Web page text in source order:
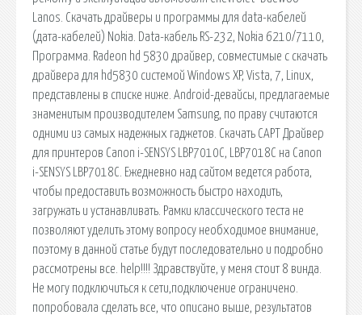
Lanos. Скачать драйверы и программы для data-кабелей
(дата-кабелей) Nokia. Data-кабель RS-232, Nokia 6210/7110,
Программа. Radeon hd 5830 драйвер, совместимые с скачать
драйвера для hd5830 системой Windows XP, Vista, 7, Linux,
представлены в списке ниже. Android-девайсы, предлагаемые
знаменитым производителем Samsung, по праву считаются
одними из самых надежных гаджетов. Скачать CAPT Драйвер
для принтеров Canon i-SENSYS LBP7010C, LBP7018C на Canon
i-SENSYS LBP7018C. Ежедневно над сайтом ведется работа,
чтобы предоставить возможность быстро находить,
загружать и устанавливать. Рамки классического теста не
позволяют уделить этому вопросу необходимое внимание,
поэтому в данной статье будут последовательно и подробно
рассмотрены все. help!!!! Здравствуйте, у меня стоит 8 винда.
Не могу подключиться к сети,подключение ограничено.
попробовала сделать все, что описано выше, результатов